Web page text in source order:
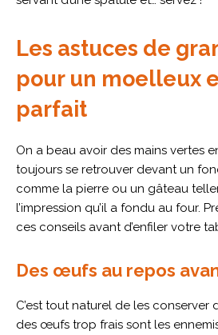
Les astuces de
pour un moelleux
parfait
On a beau avoir des mains vertes
toujours se retrouver devant un
comme la pierre ou un gâteau
l’impression qu’il a fondu au four.
ces conseils avant d’enfiler votre
Des œufs au repos
C’est tout naturel de les conserver
des œufs trop frais sont les